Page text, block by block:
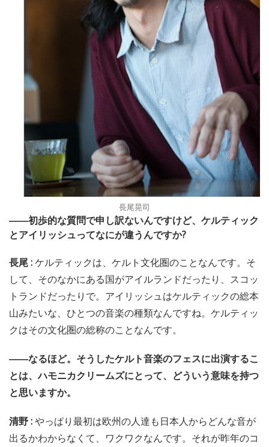
長尾晃司
――初歩的な質問で申し訳ないんですけど、ケルティック
とアイリッシュってなにが違うんですか?
長尾 :ケルティックは、ケルト文化圏のことなんです。そ
して、そのなかにある国がアイルランドだったり、スコッ
トランドだったりで。アイリッシュはケルティックの総本
山みたいな、ひとつの音楽の種類なんですね。ケルティッ
クはその文化圏の総称のことなんです。
――なるほど。そうしたケルト音楽のフェスに出演するこ
とは、ハモニカクリームズにとって、どういう意味を持つ
と思いますか。
清野 :やっぱり最初は欧州の人達も日本人からどんな音が
出るかわからなくて、ワクワクなんです。それが昨年のコ